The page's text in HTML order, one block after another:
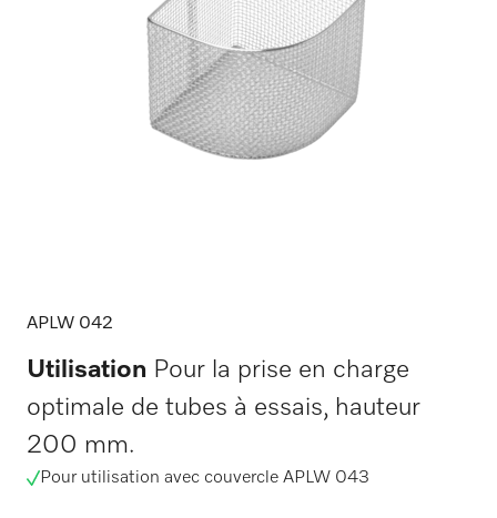
APLW 042
Utilisation Pour la prise en charge
optimale de tubes à essais, hauteur
200 mm.
Pour utilisation avec couvercle APLW 043